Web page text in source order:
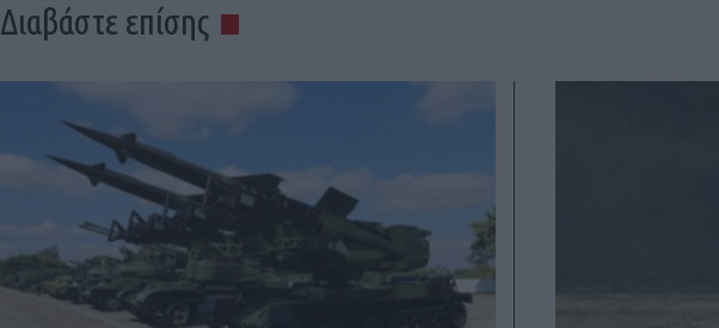
Διαβάστε επίσης